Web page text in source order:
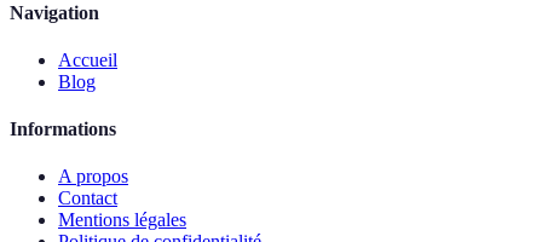
Navigation
Accueil
Blog
Informations
A propos
Contact
Mentions légales